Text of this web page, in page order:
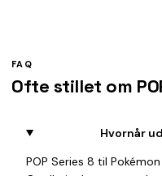
FAQ
Ofte stillet om
Hvornår
POP Series 8 til